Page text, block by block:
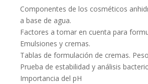
Componentes de los cosméticos
a base de agua.
Factores a tomar en cuenta para
Emulsiones y cremas.
Tablas de formulación de cremas.
Prueba de estabilidad y análisis
Importancia del pH